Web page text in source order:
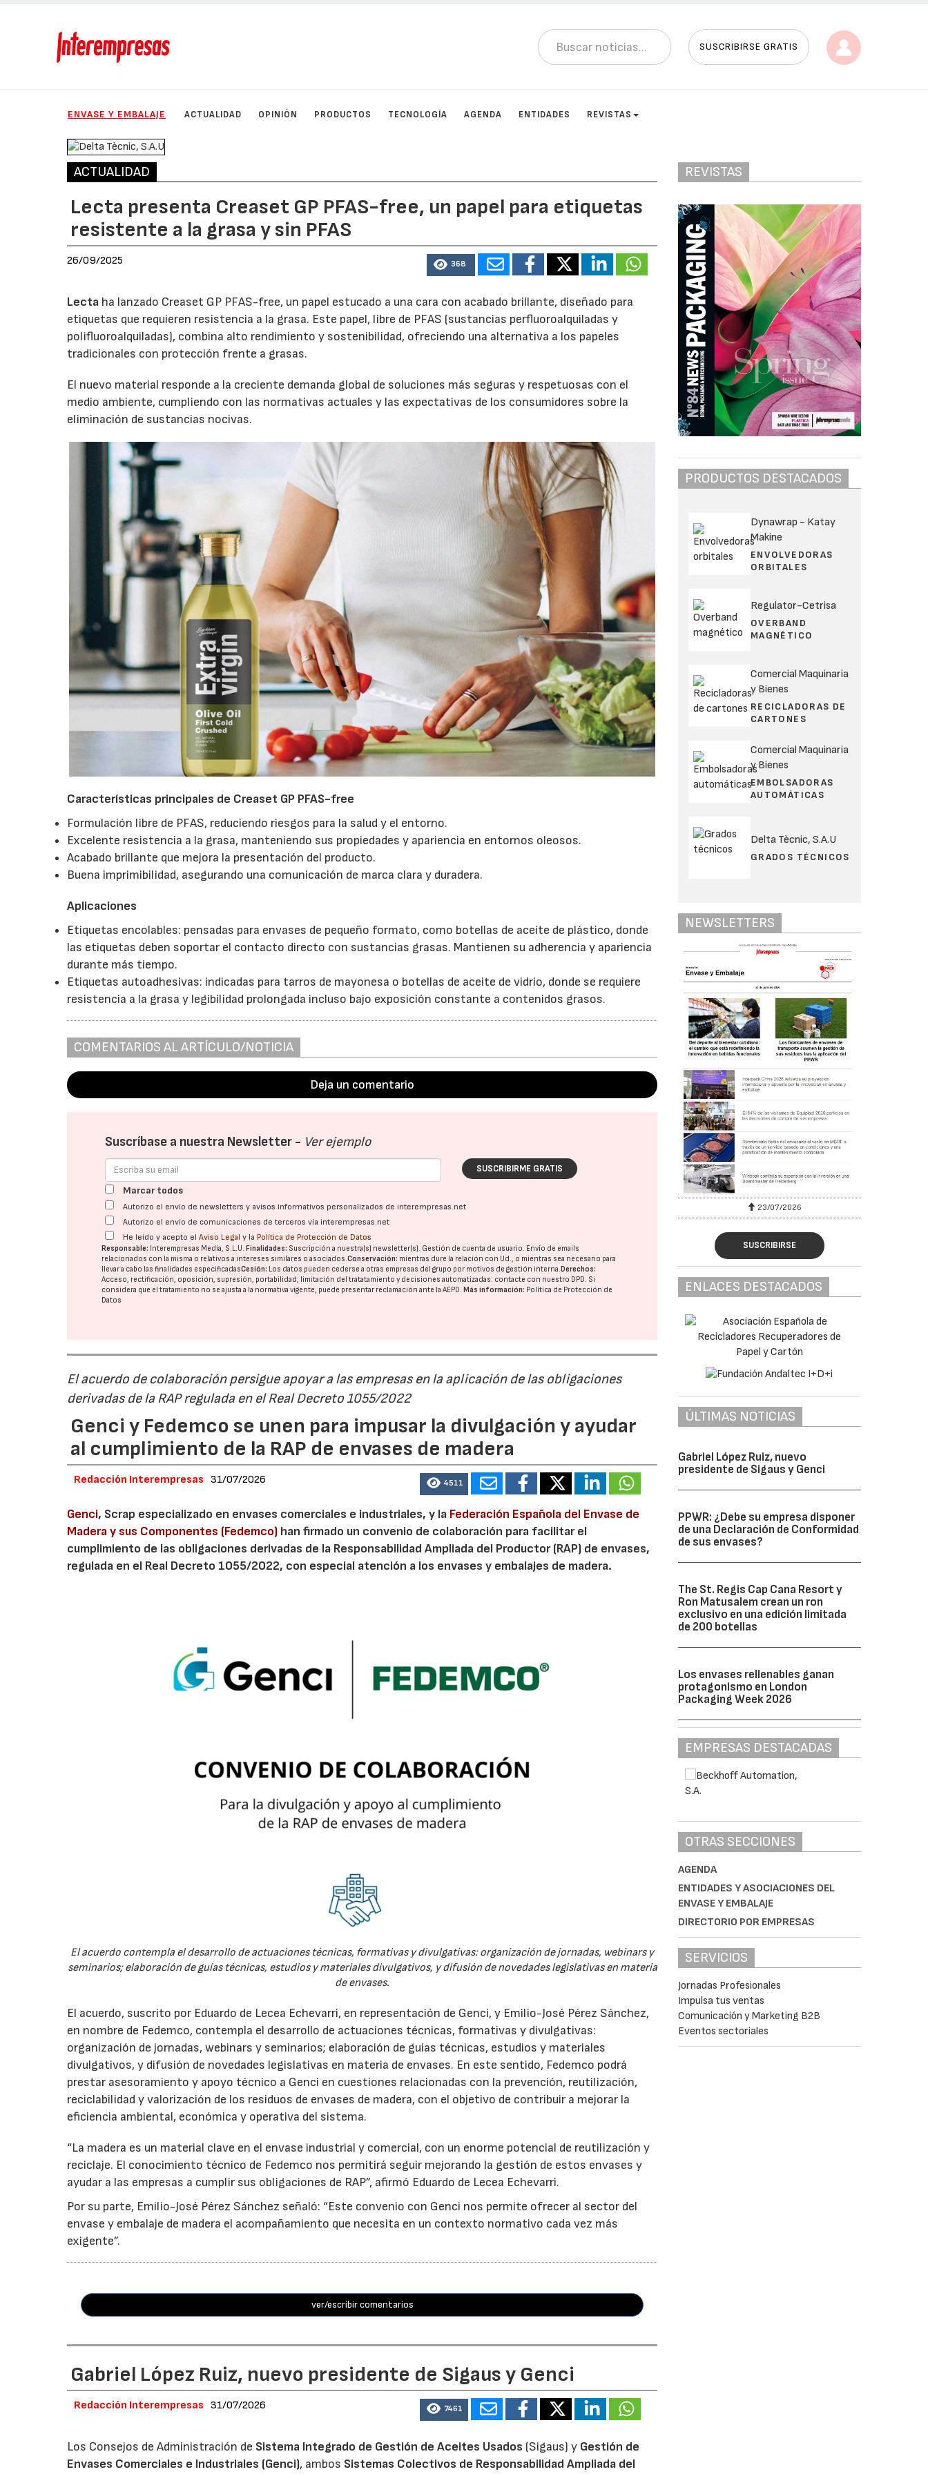
SUSCRIBIRSE GRATIS
ENVASE Y EMBALAJE ACTUALIDAD OPINIÓN PRODUCTOS TECNOLOGÍA AGENDA ENTIDADES REVISTAS
ACTUALIDAD
Lecta presenta Creaset GP PFAS-free, un papel para etiquetas
resistente a la grasa y sin PFAS
26/09/2025 368
Lecta ha lanzado Creaset GP PFAS-free, un papel estucado a una cara con acabado brillante, diseñado para
etiquetas que requieren resistencia a la grasa. Este papel, libre de PFAS (sustancias perfluoroalquiladas y
polifluoroalquiladas), combina alto rendimiento y sostenibilidad, ofreciendo una alternativa a los papeles
tradicionales con protección frente a grasas.
El nuevo material responde a la creciente demanda global de soluciones más seguras y respetuosas con el
medio ambiente, cumpliendo con las normativas actuales y las expectativas de los consumidores sobre la
eliminación de sustancias nocivas.
Características principales de Creaset GP PFAS-free
Formulación libre de PFAS, reduciendo riesgos para la salud y el entorno.
Excelente resistencia a la grasa, manteniendo sus propiedades y apariencia en entornos oleosos.
Acabado brillante que mejora la presentación del producto.
Buena imprimibilidad, asegurando una comunicación de marca clara y duradera.
Aplicaciones
Etiquetas encolables: pensadas para envases de pequeño formato, como botellas de aceite de plástico, donde
las etiquetas deben soportar el contacto directo con sustancias grasas. Mantienen su adherencia y apariencia
durante más tiempo.
Etiquetas autoadhesivas: indicadas para tarros de mayonesa o botellas de aceite de vidrio, donde se requiere
resistencia a la grasa y legibilidad prolongada incluso bajo exposición constante a contenidos grasos.
COMENTARIOS AL ARTÍCULO/NOTICIA
Deja un comentario
Suscríbase a nuestra Newsletter - Ver ejemplo
SUSCRIBIRME GRATIS
Marcar todos
Autorizo el envío de newsletters y avisos informativos personalizados de interempresas.net
Autorizo el envío de comunicaciones de terceros vía interempresas.net
He leído y acepto elAviso Legal y la Política de Protección de Datos
Responsable: Interempresas Media, S.L.U.Finalidades: Suscripción a nuestra(s) newsletter(s). Gestión de cuenta de usuario. Envío de emails
relacionados con la misma o relativos a intereses similares o asociados.Conservación: mientras dure la relación con Ud., o mientras sea necesario para
llevar a cabo las finalidades especificadasCesión: Los datos pueden cederse a otras empresas del grupo por motivos de gestión interna.Derechos:
Acceso, rectificación, oposición, supresión, portabilidad, limitación del tratatamiento y decisiones automatizadas: contacte con nuestro DPD. Si
considera que el tratamiento no se ajusta a la normativa vigente, puede presentar reclamación ante laAEPD.Más información: Política de Protección de
Datos
El acuerdo de colaboración persigue apoyar a las empresas en la aplicación de las obligaciones
derivadas de la RAP regulada en el Real Decreto 1055/2022
Genci y Fedemco se unen para impusar la divulgación y ayudar
al cumplimiento de la RAP de envases de madera
Redacción Interempresas 31/07/2026 4511
Genci, Scrap especializado en envases comerciales e industriales, y la Federación Española del Envase de
Madera y sus Componentes (Fedemco) han firmado un convenio de colaboración para facilitar el
cumplimiento de las obligaciones derivadas de la Responsabilidad Ampliada del Productor (RAP) de envases,
regulada en el Real Decreto 1055/2022, con especial atención a los envases y embalajes de madera.
El acuerdo contempla el desarrollo de actuaciones técnicas, formativas y divulgativas: organización de jornadas, webinars y
seminarios; elaboración de guías técnicas, estudios y materiales divulgativos, y difusión de novedades legislativas en materia
de envases.
El acuerdo, suscrito por Eduardo de Lecea Echevarri, en representación de Genci, y Emilio-José Pérez Sánchez,
en nombre de Fedemco, contempla el desarrollo de actuaciones técnicas, formativas y divulgativas:
organización de jornadas, webinars y seminarios; elaboración de guías técnicas, estudios y materiales
divulgativos, y difusión de novedades legislativas en materia de envases. En este sentido, Fedemco podrá
prestar asesoramiento y apoyo técnico a Genci en cuestiones relacionadas con la prevención, reutilización,
reciclabilidad y valorización de los residuos de envases de madera, con el objetivo de contribuir a mejorar la
eficiencia ambiental, económica y operativa del sistema.
“La madera es un material clave en el envase industrial y comercial, con un enorme potencial de reutilización y
reciclaje. El conocimiento técnico de Fedemco nos permitirá seguir mejorando la gestión de estos envases y
ayudar a las empresas a cumplir sus obligaciones de RAP”, afirmó Eduardo de Lecea Echevarri.
Por su parte, Emilio-José Pérez Sánchez señaló: “Este convenio con Genci nos permite ofrecer al sector del
envase y embalaje de madera el acompañamiento que necesita en un contexto normativo cada vez más
exigente”.
ver/escribir comentarios
Gabriel López Ruiz, nuevo presidente de Sigaus y Genci
Redacción Interempresas 31/07/2026 7461
Los Consejos de Administración de Sistema Integrado de Gestión de Aceites Usados (Sigaus) y Gestión de
Envases Comerciales e Industriales (Genci), ambos Sistemas Colectivos de Responsabilidad Ampliada del
REVISTAS
PRODUCTOS DESTACADOS
Dynawrap - Katay
Makine
ENVOLVEDORAS
ORBITALES
Regulator-Cetrisa
OVERBAND
MAGNÉTICO
Comercial Maquinaria
y Bienes
RECICLADORAS DE
CARTONES
Comercial Maquinaria
y Bienes
EMBOLSADORAS
AUTOMÁTICAS
Delta Tècnic, S.A.U
GRADOS TÉCNICOS
NEWSLETTERS
23/07/2026 23/07/2026
SUSCRIBIRSE
ENLACES DESTACADOS
ÚLTIMAS NOTICIAS
Gabriel López Ruiz, nuevo
presidente de Sigaus y Genci
PPWR: ¿Debe su empresa disponer
de una Declaración de Conformidad
de sus envases?
The St. Regis Cap Cana Resort y
Ron Matusalem crean un ron
exclusivo en una edición limitada
de 200 botellas
Los envases rellenables ganan
protagonismo en London
Packaging Week 2026
EMPRESAS DESTACADAS
OTRAS SECCIONES
AGENDA
ENTIDADES Y ASOCIACIONES DEL
ENVASE Y EMBALAJE
DIRECTORIO POR EMPRESAS
SERVICIOS
Jornadas Profesionales
Impulsa tus ventas
Comunicación y Marketing B2B
Eventos sectoriales